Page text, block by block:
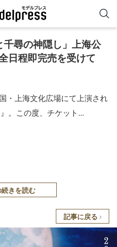
尋の神隠し」上海公
日程即完売を受けて
・上海文化広場にて上演され
。この度、チケット...
きを読む
記事に戻る